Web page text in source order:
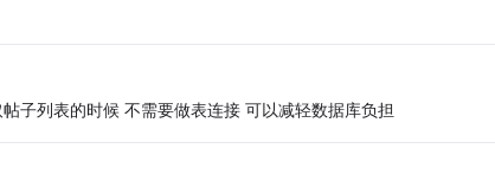
子列表的时候 不需要做表连接 可以减轻数据库负担